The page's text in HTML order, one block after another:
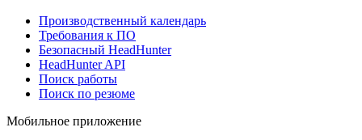
Производственный календарь
Требования к ПО
Безопасный HeadHunter
HeadHunter API
Поиск работы
Поиск по резюме
Мобильное приложение